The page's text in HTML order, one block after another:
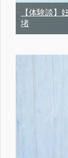
【体験談】
堵